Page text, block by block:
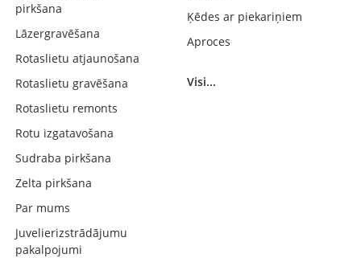
pirkšana
Lāzergravēšana
Rotaslietu atjaunošana
Rotaslietu gravēšana
Rotaslietu remonts
Rotu izgatavošana
Sudraba pirkšana
Zelta pirkšana
Par mums
Juvelierizstrādājumu
pakalpojumi
Ķēdes ar piekariņiem
Aproces
Visi...